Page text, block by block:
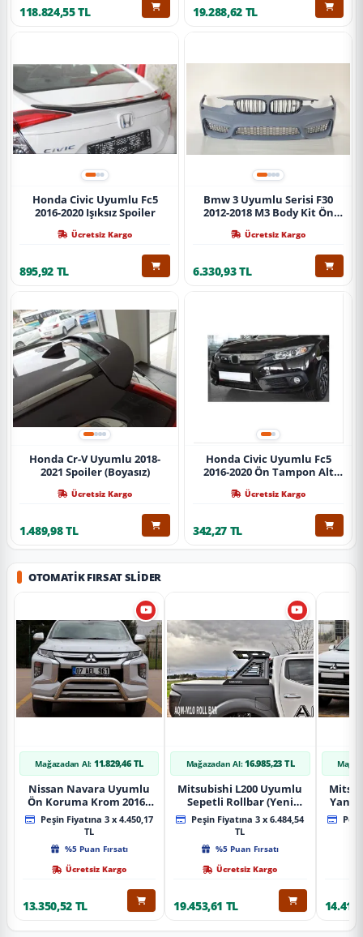
118.824,55 TL 19.288,62 TL
Honda Civic Uyumlu Fc5
2016-2020 Işıksız Spoiler
Ücretsiz Kargo
895,92 TL
Bmw 3 Uyumlu Serisi F30
2012-2018 M3 Body Kit Ön
Ücretsiz Kargo
6.330,93 TL
Honda Cr-V Uyumlu 2018-
2021 Spoiler (Boyasız)
Ücretsiz Kargo
1.489,98 TL
Honda Civic Uyumlu Fc5
2016-2020 Ön Tampon Alt
Ücretsiz Kargo
342,27 TL
OTOMATIK FIRSAT SLIDER
Mağazadan Al: 11.829,46 TL
Nissan Navara Uyumlu
Ön Koruma Krom 2016+
Pst14 Parça
Peşin Fiyatına 3 x 4.450,17
TL
%5 Puan Fırsatı
Ücretsiz Kargo
13.350,52 TL
Mağazadan Al: 16.985,23 TL
Mitsubishi L200 Uyumlu
Sepetli Rollbar (Yeni
Nesil Sepetli Roll Bar
Aqm-M10)
Peşin Fiyatına 3 x 6.484,54
TL
%5 Puan Fırsatı
Ücretsiz Kargo
19.453,61 TL
Yan